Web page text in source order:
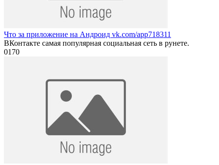
Что за приложение на Андроид vk.com/app718311
ВКонтакте самая популярная социальная сеть в рунете.
0170